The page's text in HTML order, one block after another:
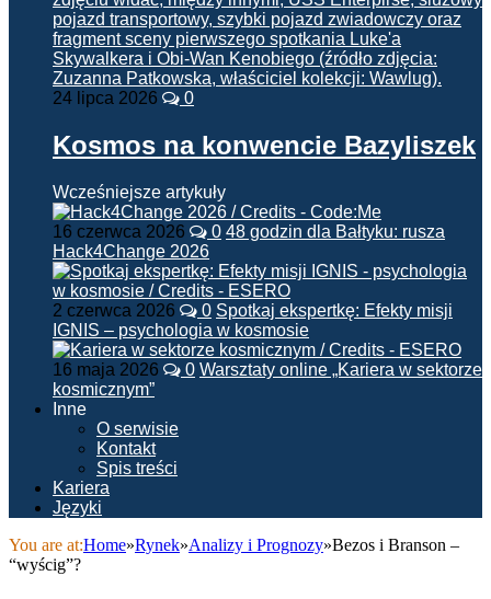
24 lipca 2026 0
Kosmos na konwencie Bazyliszek
Wcześniejsze artykuły
16 czerwca 2026 0 48 godzin dla Bałtyku: rusza
Hack4Change 2026
2 czerwca 2026 0 Spotkaj ekspertkę: Efekty misji
IGNIS – psychologia w kosmosie
16 maja 2026 0 Warsztaty online „Kariera w sektorze
kosmicznym”
Inne
O serwisie
Kontakt
Spis treści
Kariera
Języki
You are at:Home»Rynek»Analizy i Prognozy»Bezos i Branson –
“wyścig”?